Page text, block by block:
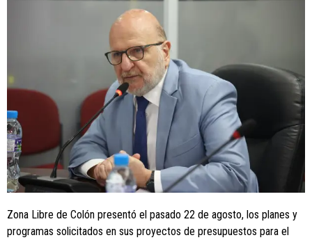
Zona Libre de Colón presentó el pasado 22 de agosto, los planes y
programas solicitados en sus proyectos de presupuestos para el